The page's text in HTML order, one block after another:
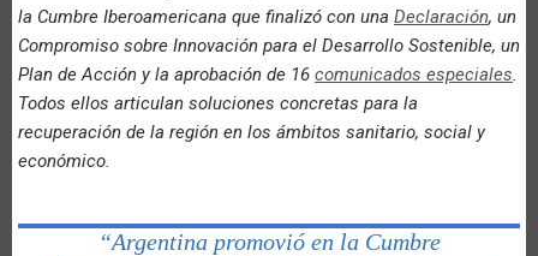
la Cumbre Iberoamericana que finalizó con una Declaración, un
Compromiso sobre Innovación para el Desarrollo Sostenible, un
Plan de Acción y la aprobación de 16 comunicados especiales.
Todos ellos articulan soluciones concretas para la
recuperación de la región en los ámbitos sanitario, social y
económico.
“Argentina promovió en la Cumbre